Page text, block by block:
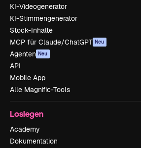
KI-Videogenerator
KI-Stimmengenerator
Stock-Inhalte
MCP für Claude/ChatGPT Neu
Agenten Neu
API
Mobile App
Alle Magnific-Tools
Loslegen
Academy
Dokumentation